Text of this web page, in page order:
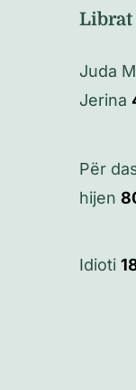
Librat
Juda
Jerina
Për
hijen
Idioti